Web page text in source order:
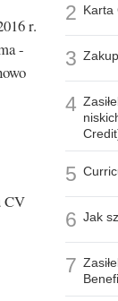
r.
-
CV
2 Karta
3
4
5
6 Jak
7